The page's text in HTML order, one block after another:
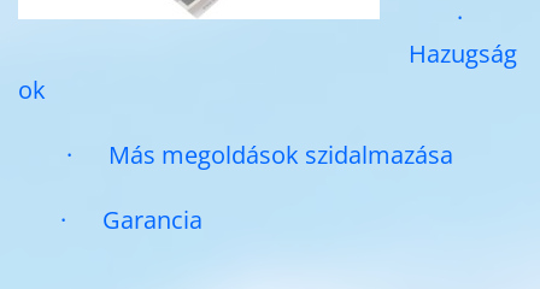
·
Hazugság
ok
· Más megoldások szidalmazása
· Garancia